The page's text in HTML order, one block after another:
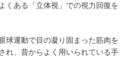
くある「立体視」での視力回復を
球運動で目の凝り固まった筋肉を
れ、昔からよく用いられている手